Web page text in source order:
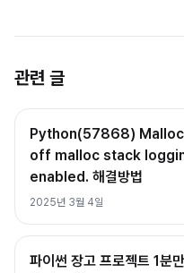
관련 글
Python(57868)
off malloc stack
enabled. 해결방법
2025년 3월 4일
파이썬 장고 프로젝트 1